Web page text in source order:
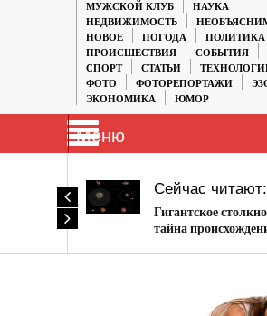
МУЖСКОЙ КЛУБ
НАУКА
НЕДВИЖИМОСТЬ
НОВОЕ
ПОГОДА
ПОЛИТИКА
ПРОИСШЕСТВИЯ
СОБЫТИЯ
СПОРТ
СТАТЬИ
ФОТО
ФОТОРЕПОРТАЖИ
ЭКОНОМИКА
ЮМОР
Меню
Сейчас читают:
Гигантское
тайна